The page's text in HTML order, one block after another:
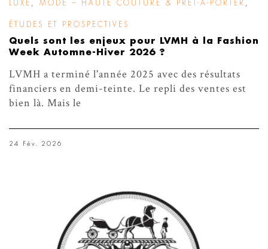
LUXE MODE – HAUTE COUTURE & PRÊT-À-PORTER
ÉTUDES ET PROSPECTIVES
Quels sont les enjeux pour LVMH à la Fashion
Week Automne-Hiver 2026 ?
LVMH a terminé l'année 2025 avec des résultats
financiers en demi-teinte. Le repli des ventes est
bien là. Mais le
24 Fév. 2026